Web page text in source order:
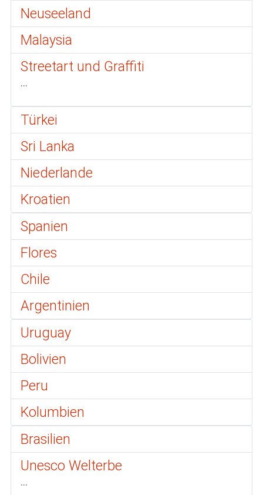
Neuseeland
Malaysia
Streetart und Graffiti
...
Türkei
Sri Lanka
Niederlande
Kroatien
Spanien
Flores
Chile
Argentinien
Uruguay
Bolivien
Peru
Kolumbien
Brasilien
Unesco Welterbe
...